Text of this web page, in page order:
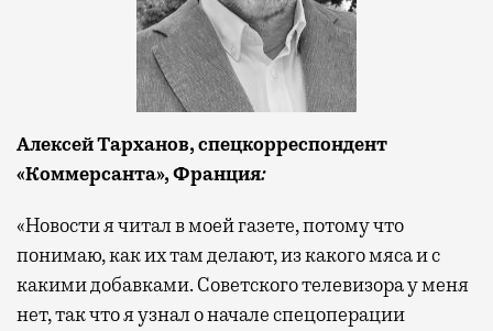
Алексей Тарханов, спецкорреспондент
«Коммерсанта», Франция:
«Новости я читал в моей газете, потому что
понимаю, как их там делают, из какого мяса и с
какими добавками. Советского телевизора у меня
нет, так что я узнал о начале спецоперации